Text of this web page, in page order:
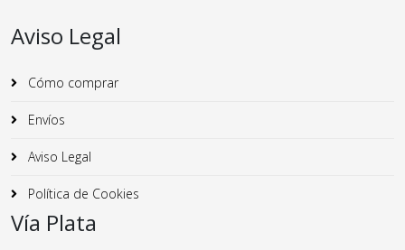
Aviso Legal
Cómo comprar
Envíos
Aviso Legal
Política de Cookies
Vía Plata